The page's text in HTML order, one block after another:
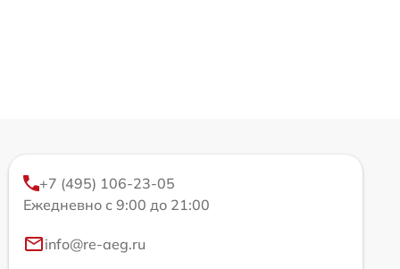
+7 (495) 106-23-05
Ежедневно с 9:00 до 21:00
info@re-aeg.ru